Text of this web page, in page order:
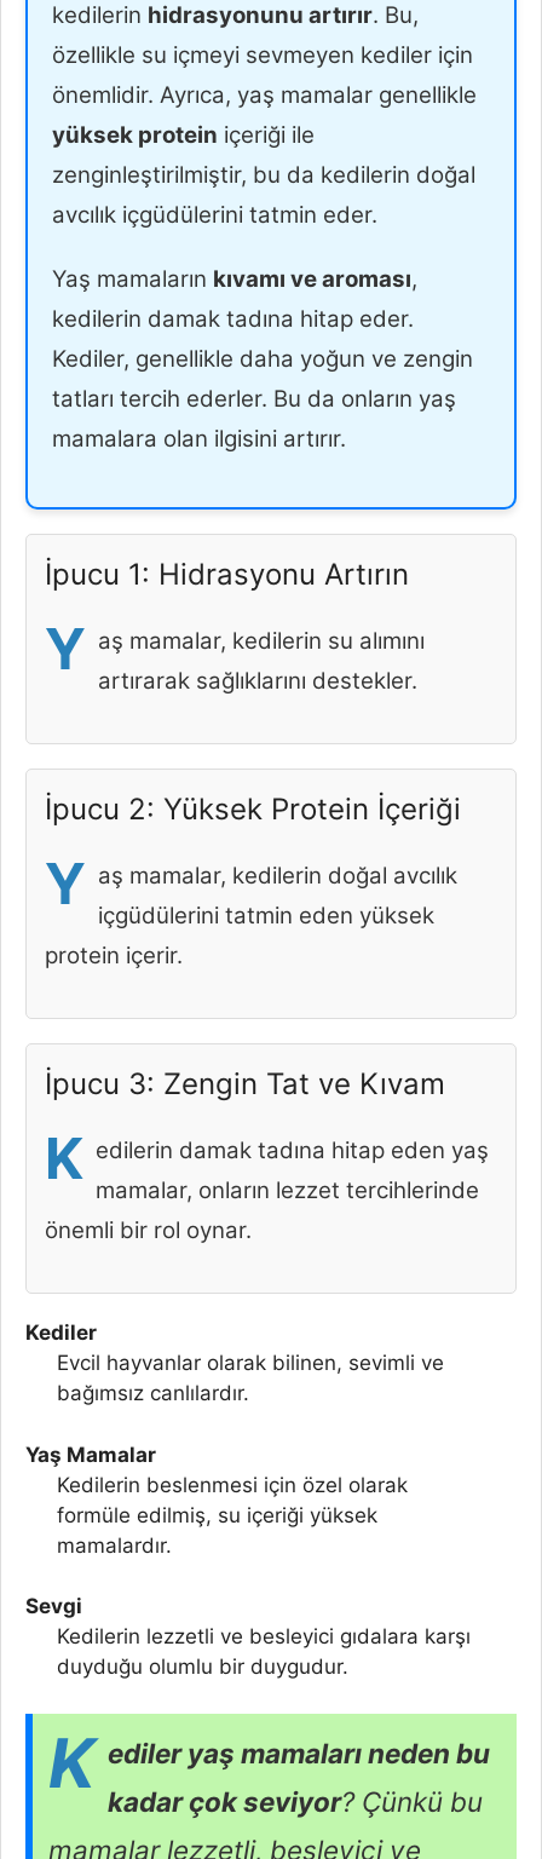
kedilerin hidrasyonunu artırır. Bu,
özellikle su içmeyi sevmeyen kediler için
önemlidir. Ayrıca, yaş mamalar genellikle
yüksek protein içeriği ile
zenginleştirilmiştir, bu da kedilerin doğal
avcılık içgüdülerini tatmin eder.
Yaş mamaların kıvamı ve aroması,
kedilerin damak tadına hitap eder.
Kediler, genellikle daha yoğun ve zengin
tatları tercih ederler. Bu da onların yaş
mamalara olan ilgisini artırır.
İpucu 1: Hidrasyonu Artırın
Y aş mamalar, kedilerin su alımını
artırarak sağlıklarını destekler.
İpucu 2: Yüksek Protein İçeriği
Y aş mamalar, kedilerin doğal avcılık
içgüdülerini tatmin eden yüksek
protein içerir.
İpucu 3: Zengin Tat ve Kıvam
K edilerin damak tadına hitap eden yaş
mamalar, onların lezzet tercihlerinde
önemli bir rol oynar.
Kediler
Evcil hayvanlar olarak bilinen, sevimli ve
bağımsız canlılardır.
Yaş Mamalar
Kedilerin beslenmesi için özel olarak
formüle edilmiş, su içeriği yüksek
mamalardır.
Sevgi
Kedilerin lezzetli ve besleyici gıdalara karşı
duyduğu olumlu bir duygudur.
K ediler yaş mamaları neden bu
kadar çok seviyor? Çünkü bu
mamalar lezzetli, besleyici ve